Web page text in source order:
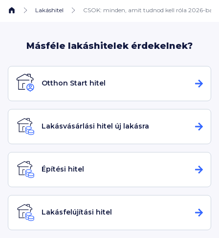
Lakáshitel CSOK: minden, amit tudnod kell róla 2026-ban
Másféle lakáshitelek érdekelnek?
Otthon Start hitel
Lakásvásárlási hitel új lakásra
Építési hitel
Lakásfelújítási hitel